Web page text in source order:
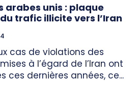
arabes unis : plaque
trafic illicite vers l’Iran
cas de violations des
à l’égard de l’Iran ont
ces dernières années, ce...